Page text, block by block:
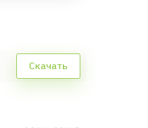
Скачать